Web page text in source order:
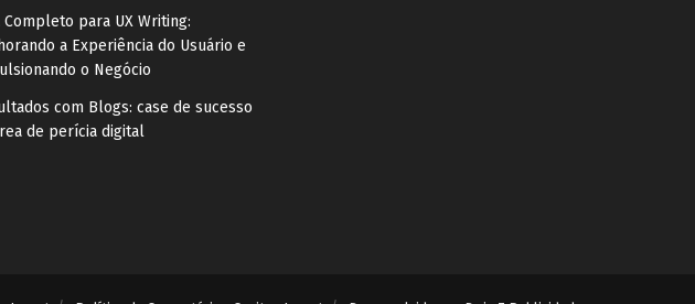
Completo para UX Writing:
a Experiência do Usuário e
o Negócio
com Blogs: case de sucesso
de perícia digital